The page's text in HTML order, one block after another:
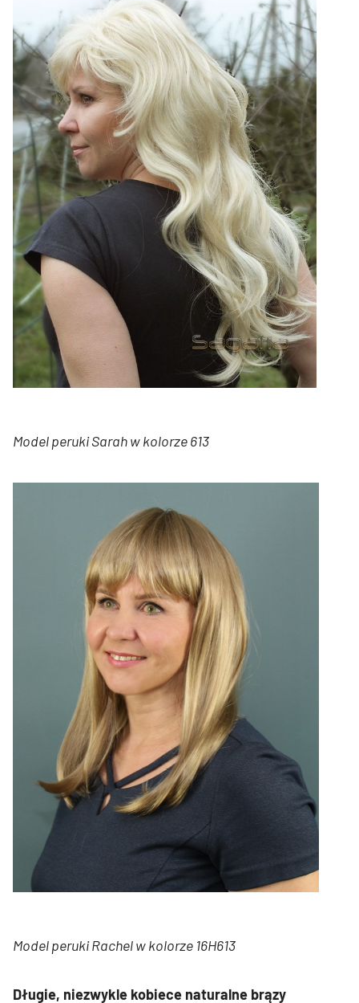
Model peruki Sarah w kolorze 613
Model peruki Rachel w kolorze 16H613
Długie, niezwykle kobiece naturalne brązy